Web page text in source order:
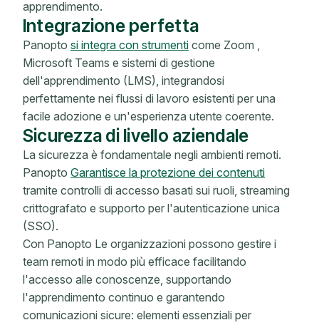
apprendimento.
Integrazione perfetta
Panopto si integra con strumenti come Zoom ,
Microsoft Teams e sistemi di gestione
dell'apprendimento (LMS), integrandosi
perfettamente nei flussi di lavoro esistenti per una
facile adozione e un'esperienza utente coerente.
Sicurezza di livello aziendale
La sicurezza è fondamentale negli ambienti remoti.
Panopto Garantisce la protezione dei contenuti
tramite controlli di accesso basati sui ruoli, streaming
crittografato e supporto per l'autenticazione unica
(SSO).
Con Panopto Le organizzazioni possono gestire i
team remoti in modo più efficace facilitando
l'accesso alle conoscenze, supportando
l'apprendimento continuo e garantendo
comunicazioni sicure: elementi essenziali per